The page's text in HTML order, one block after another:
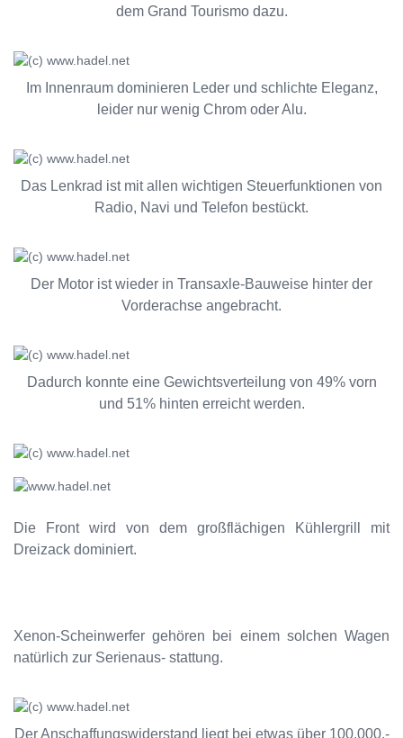
dem Grand Tourismo dazu.
Im Innenraum dominieren Leder und schlichte Eleganz,
leider nur wenig Chrom oder Alu.
Das Lenkrad ist mit allen wichtigen Steuerfunktionen von
Radio, Navi und Telefon bestückt.
Der Motor ist wieder in Transaxle-Bauweise hinter der
Vorderachse angebracht.
Dadurch konnte eine Gewichtsverteilung von 49% vorn
und 51% hinten erreicht werden.
Die Front wird von dem großflächigen Kühlergrill mit
Dreizack dominiert.
Xenon-Scheinwerfer gehören bei einem solchen Wagen
natürlich zur Serienaus- stattung.
Der Anschaffungswiderstand liegt bei etwas über 100.000,-